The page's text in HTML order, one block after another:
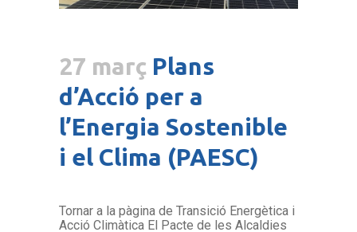
27 març Plans
d’Acció per a
l’Energia Sostenible
i el Clima (PAESC)
Tornar a la pàgina de Transició Energètica i
Acció Climàtica El Pacte de les Alcaldies